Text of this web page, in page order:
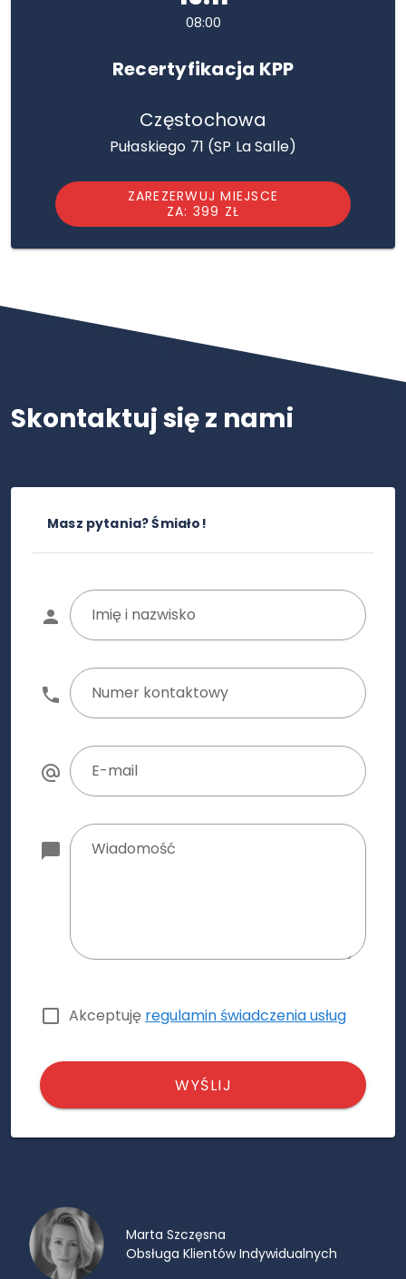
08:00
Recertyfikacja KPP
Częstochowa
Pułaskiego 71 (SP La Salle)
ZAREZERWUJ MIEJSCE
ZA: 399 ZŁ
Skontaktuj się z nami
Masz pytania? Śmiało!
Imię i nazwisko
Numer kontaktowy
E-mail
Wiadomość
Akceptuję regulamin świadczenia usług
WYŚLIJ
Marta Szczęsna
Obsługa Klientów Indywidualnych